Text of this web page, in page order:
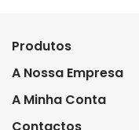
Produtos
A Nossa Empresa
A Minha Conta
Contactos